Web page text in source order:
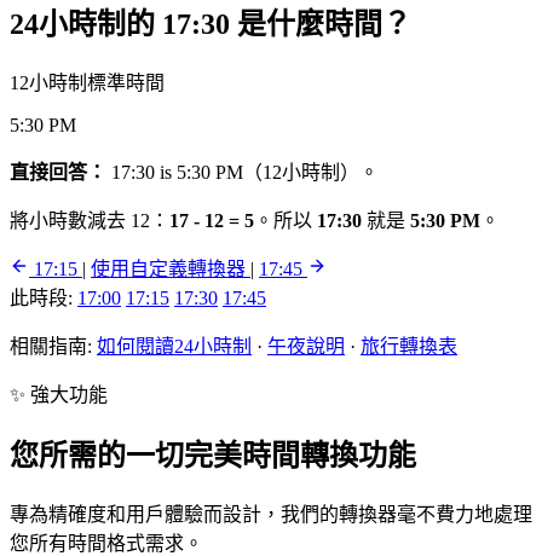
24小時制的 17:30 是什麼時間？
12小時制標準時間
5:30 PM
直接回答： 17:30 is 5:30 PM（12小時制）。
將小時數減去 12： 17 - 12 = 5 。所以 17:30 就是 5:30 PM 。
17:15 | 使用自定義轉換器 | 17:45
此時段: 17:00 17:15 17:30 17:45
相關指南: 如何閱讀24小時制 · 午夜說明 · 旅行轉換表
✨ 強大功能
您所需的一切完美時間轉換功能
專為精確度和用戶體驗而設計，我們的轉換器毫不費力地處理
您所有時間格式需求。